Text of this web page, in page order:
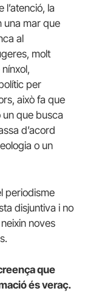
la
una mar que
al
molt
per
això fa que
un que busca
d’acord
o un
periodisme
disjuntiva i no
noves
que
és veraç.